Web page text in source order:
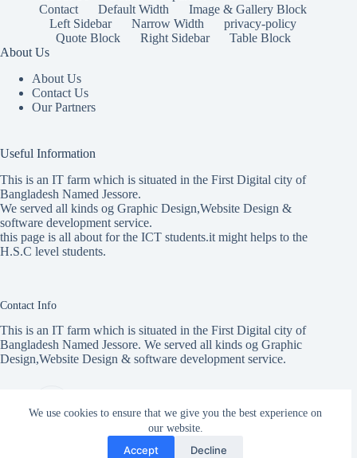
We use cookies to ensure that we give you the best experience on
our website.
Accept Decline
Contact
Default Width
Image & Gallery Block
Left Sidebar
Narrow Width
privacy-policy
Quote Block
Right Sidebar
Table Block
About Us
About Us
Contact Us
Our Partners
Useful Information
This is an IT farm which is situated in the First Digital city of
Bangladesh Named Jessore.
We served all kinds og Graphic Design,Website Design &
software development service.
this page is all about for the ICT students.it might helps to the
H.S.C level students.
Contact Info
This is an IT farm which is situated in the First Digital city of
Bangladesh Named Jessore. We served all kinds og Graphic
Design,Website Design & software development service.
ICT Care, 145 Jail Rd, Jashore
Mobile:
01921-816779
ICT Care